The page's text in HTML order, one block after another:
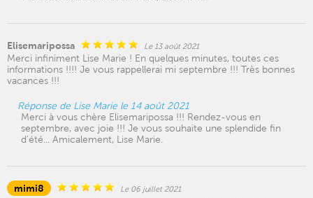
Elisemaripossa Le 13 août 2021
Merci infiniment Lise Marie ! En quelques minutes, toutes ces
informations !!!! Je vous rappellerai mi septembre !!! Très bonnes
vacances !!!
Réponse de Lise Marie le 14 août 2021
Merci à vous chère Elisemaripossa !!! Rendez-vous en
septembre, avec joie !!! Je vous souhaite une splendide fin
d'été... Amicalement, Lise Marie.
mimi8 Le 06 juillet 2021